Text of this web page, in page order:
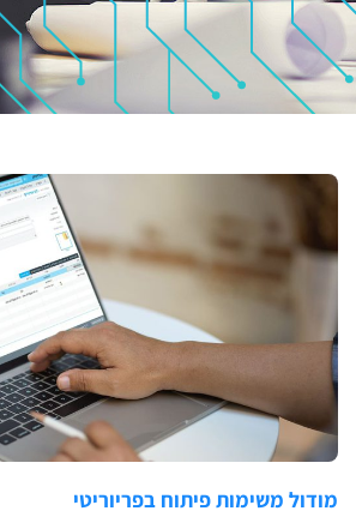
מודול משימות פיתוח בפריוריטי​